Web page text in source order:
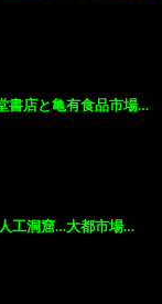
書店と亀有食品市場…
工洞窟…大都市場…